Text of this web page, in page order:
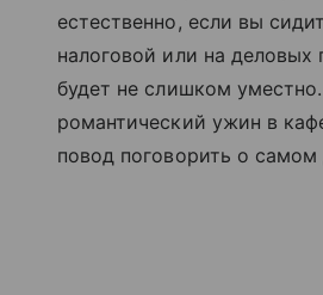
естественно, если вы
налоговой или на деловых
будет не слишком
романтический ужин в
повод поговорить о самом